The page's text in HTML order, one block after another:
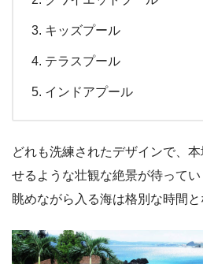
キッズプール
テラスプール
インドアプール
どれも洗練されたデザインで、
せるような壮観な絶景が待って
眺めながら入る海は格別な時間と